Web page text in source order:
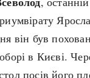
він був
в Києві.
посів його